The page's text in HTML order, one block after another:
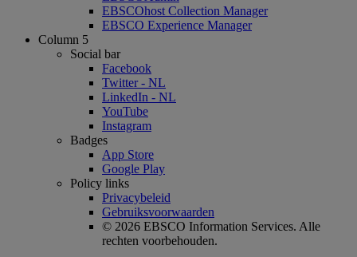
EBSCOhost Collection Manager
EBSCO Experience Manager
Column 5
Social bar
Facebook
Twitter - NL
LinkedIn - NL
YouTube
Instagram
Badges
App Store
Google Play
Policy links
Privacybeleid
Gebruiksvoorwaarden
© 2026 EBSCO Information Services. Alle
rechten voorbehouden.